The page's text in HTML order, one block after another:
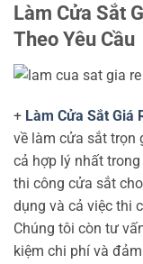
Làm Cửa Sắt
Theo Yêu Cầu
+ Làm Cửa Sắt Giá
về làm cửa sắt trọn
cả hợp lý nhất
thi công cửa sắt
dụng và cả việc thi
Chúng tôi còn tư
kiệm chi phí và